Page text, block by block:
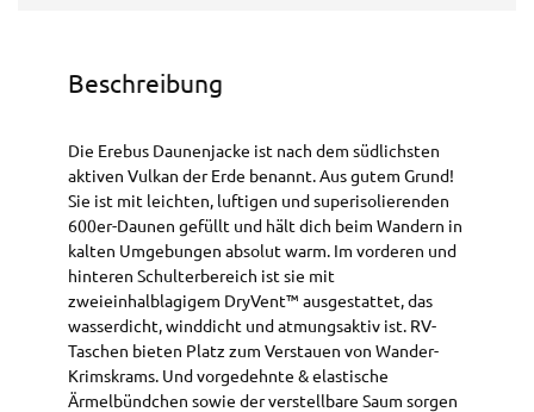
Beschreibung
Die Erebus Daunenjacke ist nach dem südlichsten
aktiven Vulkan der Erde benannt. Aus gutem Grund!
Sie ist mit leichten, luftigen und superisolierenden
600er-Daunen gefüllt und hält dich beim Wandern in
kalten Umgebungen absolut warm. Im vorderen und
hinteren Schulterbereich ist sie mit
zweieinhalblagigem DryVent™ ausgestattet, das
wasserdicht, winddicht und atmungsaktiv ist. RV-
Taschen bieten Platz zum Verstauen von Wander-
Krimskrams. Und vorgedehnte & elastische
Ärmelbündchen sowie der verstellbare Saum sorgen